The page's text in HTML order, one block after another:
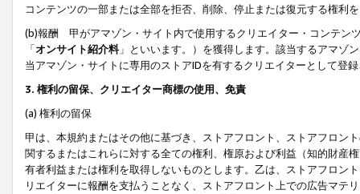
コンテンツの一部または全部を拒否、削除、停止または復元する権利
(b)報酬 甲がアマゾン・サイト内で使用するクリエイター・コンテン
「オンサイト紹介料」といいます。）を獲得します。該当するアマゾ
当アマゾン・サイトに専用のストアIDを有するクリエイターとして登
3. 権利の留保、クリエイター商標の使用、免責
(a) 権利の留保
甲は、本規約またはその他に基づき、ストアフロント、ストアフロン
関するまたはこれらに対する全ての権利、権原および利益（知的財産
有者利益または権利を取得しないものとします。乙は、ストアフロン
リエイターに報酬を支払うことなく、ストアフロント上での広告マテ